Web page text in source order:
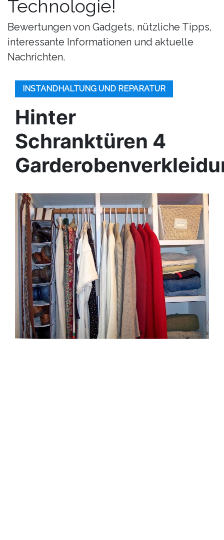
Technologie!
Bewertungen von Gadgets, nützliche Tipps,
interessante Informationen und aktuelle
Nachrichten.
INSTANDHALTUNG UND REPARATUR
Hinter
Schranktüren 4